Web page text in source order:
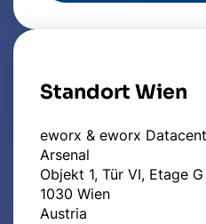
Standort Wien
eworx & eworx
Arsenal
Objekt 1, Tür VI, Etage G
1030 Wien
Austria